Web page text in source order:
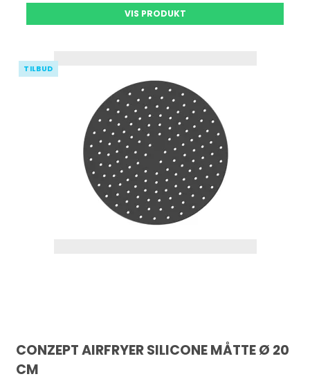
VIS PRODUKT
TILBUD
CONZEPT AIRFRYER SILICONE MÅTTE Ø 20
CM